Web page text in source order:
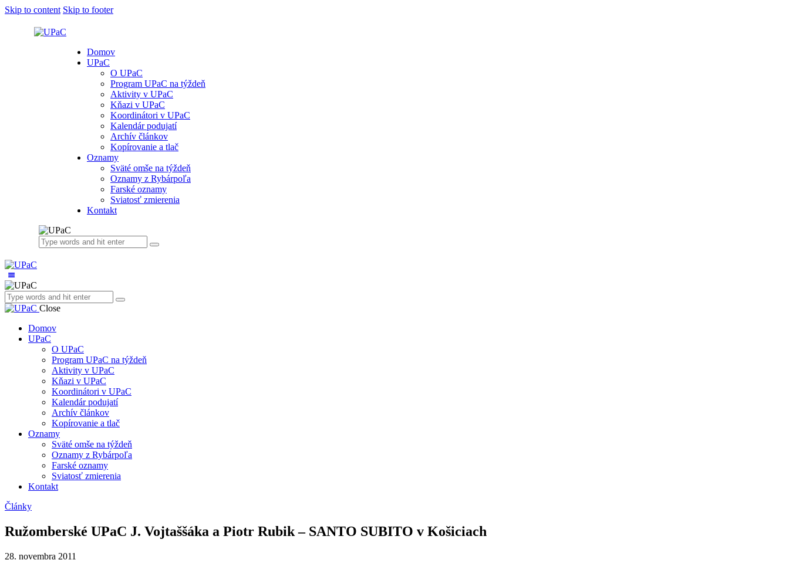
Skip to content Skip to footer
Domov
UPaC
O UPaC
Program UPaC na týždeň
Aktivity v UPaC
Kňazi v UPaC
Koordinátori v UPaC
Kalendár podujatí
Archív článkov
Kopírovanie a tlač
Oznamy
Sväté omše na týždeň
Oznamy z Rybárpoľa
Farské oznamy
Sviatosť zmierenia
Kontakt
Close
Domov
UPaC
O UPaC
Program UPaC na týždeň
Aktivity v UPaC
Kňazi v UPaC
Koordinátori v UPaC
Kalendár podujatí
Archív článkov
Kopírovanie a tlač
Oznamy
Sväté omše na týždeň
Oznamy z Rybárpoľa
Farské oznamy
Sviatosť zmierenia
Kontakt
Články
Ružomberské UPaC J. Vojtaššáka a Piotr Rubik – SANTO SUBITO v Košiciach
28. novembra 2011